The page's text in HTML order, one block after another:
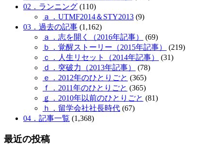
02．ランニング (110)
ａ．UTMF2014＆STY2013 (9)
03．過去の記事 (1,162)
ａ．志を開く（2016年記事）
(69)
ｂ．覚醒ストーリー（2015年記事）
(219)
ｃ．人生リセット（2014年記事）
(31)
ｄ．突破力（2013年記事）
(78)
ｅ．2012年のひとりごと (365)
ｆ．2011年のひとりごと (365)
ｇ．2010年以前のひとりごと (81)
ｈ．留学会社社長時代 (67)
04．記事一覧 (1,368)
最近の投稿